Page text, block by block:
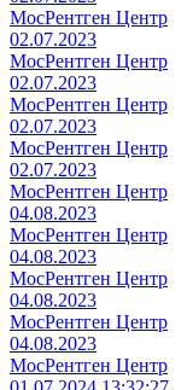
МосРентген Центр
02.07.2023
МосРентген Центр
02.07.2023
МосРентген Центр
02.07.2023
МосРентген Центр
02.07.2023
МосРентген Центр
04.08.2023
МосРентген Центр
04.08.2023
МосРентген Центр
04.08.2023
МосРентген Центр
04.08.2023
МосРентген Центр